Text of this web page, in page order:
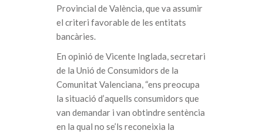
Provincial de València, que va assumir
el criteri favorable de les entitats
bancàries.
En opinió de Vicente Inglada, secretari
de la Unió de Consumidors de la
Comunitat Valenciana, “ens preocupa
la situació d’aquells consumidors que
van demandar i van obtindre sentència
en la qual no se’ls reconeixia la